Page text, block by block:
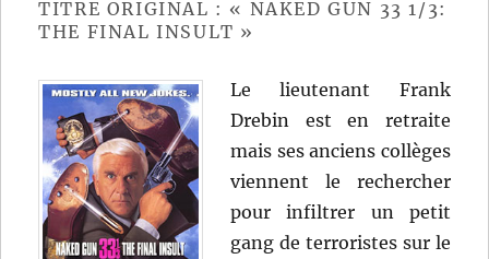
TITRE ORIGINAL : « NAKED GUN 33 1/3:
THE FINAL INSULT »
Le lieutenant Frank
Drebin est en retraite
mais ses anciens collèges
viennent le rechercher
pour infiltrer un petit
gang de terroristes sur le